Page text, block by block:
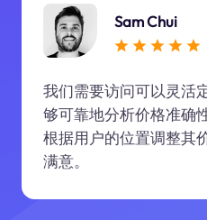
Sam Chui
我们需要访问可以灵活
够可靠地分析价格准确
根据用户的位置调整其
满意。